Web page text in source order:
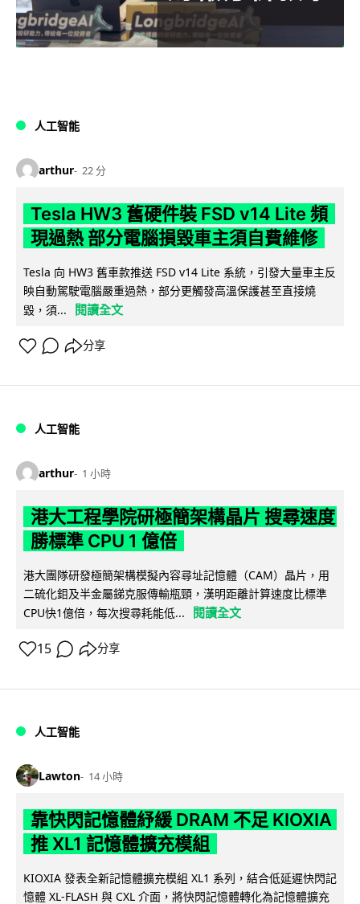
人工智能
arthur 22 分
Tesla HW3 舊硬件裝 FSD v14 Lite 頻
現過熱 部分電腦損毀車主須自費維修
Tesla 向 HW3 舊車款推送 FSD v14 Lite 系統，引發大量車主反
映自動駕駛電腦嚴重過熱，部分更觸發高溫保護甚至直接燒
毀，須...
閱讀全文
分享
人工智能
arthur 1 小時
港大工程學院研極簡架構晶片 搜尋速度
勝標準 CPU 1 億倍
港大團隊研發極簡架構模擬內容尋址記憶體（CAM）晶片，用
二硫化鉬及半金屬銻克服傳輸瓶頸，漢明距離計算速度比標準
CPU快1億倍，每次搜尋耗能低...
閱讀全文
15 分享
人工智能
Lawton 14 小時
靠快閃記憶體紓緩 DRAM 不足 KIOXIA
推 XL1 記憶體擴充模組
KIOXIA 發表全新記憶體擴充模組 XL1 系列，結合低延遲快閃記
憶體 XL-FLASH 與 CXL 介面，將快閃記憶體轉化為記憶體擴充